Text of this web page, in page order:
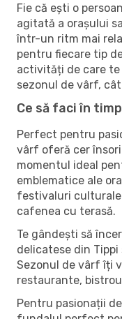
Fie că ești o
agitată a orașului
într-un ritm mai
pentru fiecare tip
activități de care te
sezonul de vârf,
Ce să faci în
Perfect pentru
vârf oferă cer
momentul ideal
emblematice ale
festivaluri culturale
cafenea cu terasă.
Te gândești să
delicatese din
Sezonul de vârf îți
restaurante,
Pentru pasionații